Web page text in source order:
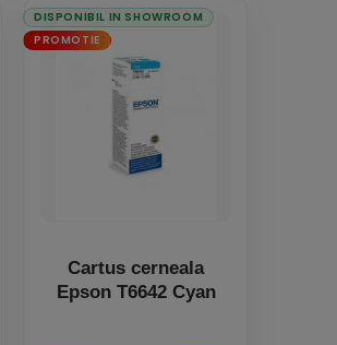
DISPONIBIL IN SHOWROOM
PROMOTIE
Cartus cerneala
Epson T6642 Cyan